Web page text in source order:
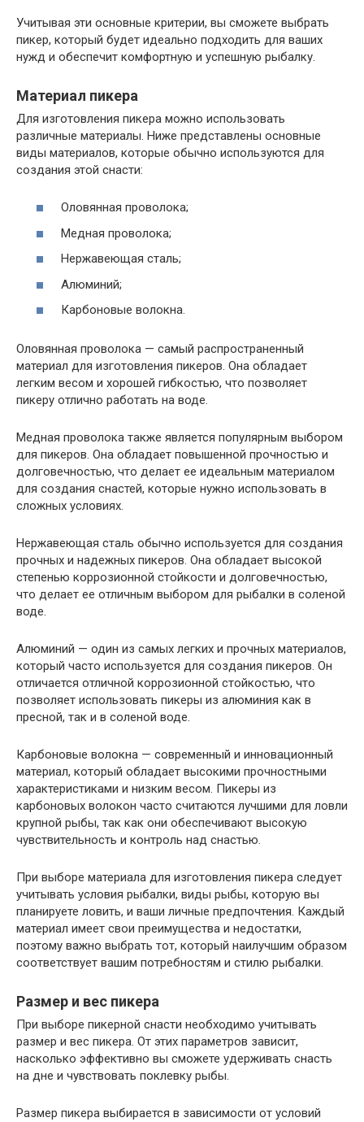
Учитывая эти основные критерии, вы сможете выбрать
пикер, который будет идеально подходить для ваших
нужд и обеспечит комфортную и успешную рыбалку.
Материал пикера
Для изготовления пикера можно использовать
различные материалы. Ниже представлены основные
виды материалов, которые обычно используются для
создания этой снасти:
Оловянная проволока;
Медная проволока;
Нержавеющая сталь;
Алюминий;
Карбоновые волокна.
Оловянная проволока — самый распространенный
материал для изготовления пикеров. Она обладает
легким весом и хорошей гибкостью, что позволяет
пикеру отлично работать на воде.
Медная проволока также является популярным выбором
для пикеров. Она обладает повышенной прочностью и
долговечностью, что делает ее идеальным материалом
для создания снастей, которые нужно использовать в
сложных условиях.
Нержавеющая сталь обычно используется для создания
прочных и надежных пикеров. Она обладает высокой
степенью коррозионной стойкости и долговечностью,
что делает ее отличным выбором для рыбалки в соленой
воде.
Алюминий — один из самых легких и прочных материалов,
который часто используется для создания пикеров. Он
отличается отличной коррозионной стойкостью, что
позволяет использовать пикеры из алюминия как в
пресной, так и в соленой воде.
Карбоновые волокна — современный и инновационный
материал, который обладает высокими прочностными
характеристиками и низким весом. Пикеры из
карбоновых волокон часто считаются лучшими для ловли
крупной рыбы, так как они обеспечивают высокую
чувствительность и контроль над снастью.
При выборе материала для изготовления пикера следует
учитывать условия рыбалки, виды рыбы, которую вы
планируете ловить, и ваши личные предпочтения. Каждый
материал имеет свои преимущества и недостатки,
поэтому важно выбрать тот, который наилучшим образом
соответствует вашим потребностям и стилю рыбалки.
Размер и вес пикера
При выборе пикерной снасти необходимо учитывать
размер и вес пикера. От этих параметров зависит,
насколько эффективно вы сможете удерживать снасть
на дне и чувствовать поклевку рыбы.
Размер пикера выбирается в зависимости от условий